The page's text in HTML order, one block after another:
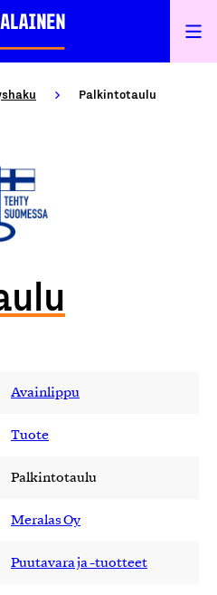
Palkintotaulu
Avainlippu
Tuote
Palkintotaulu
Meralas Oy
Puutavara ja -tuotteet